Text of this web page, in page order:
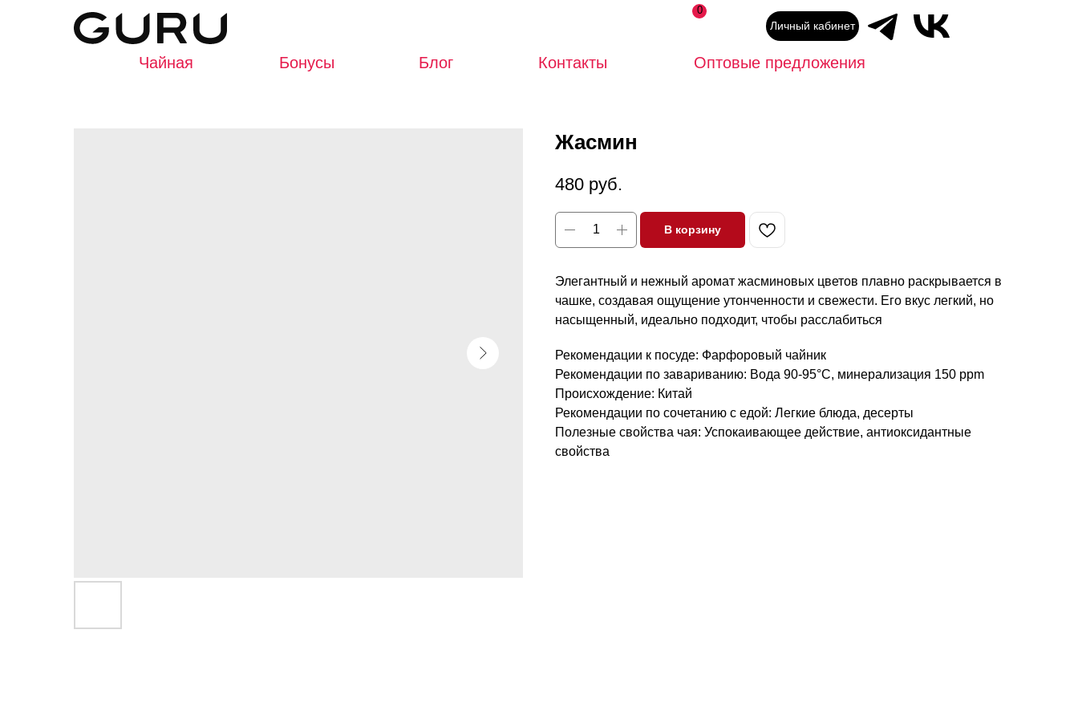
Оптовые предложения
Контакты
Блог
Бонусы
Чайная
0
Личный кабинет
Жасмин
480 руб.
В корзину
Элегантный и нежный аромат жасминовых цветов плавно раскрывается в
чашке, создавая ощущение утонченности и свежести. Его вкус легкий, но
насыщенный, идеально подходит, чтобы расслабиться
Рекомендации к посуде: Фарфоровый чайник
Рекомендации по завариванию: Вода 90-95°C, минерализация 150 ppm
Происхождение: Китай
Рекомендации по сочетанию с едой: Легкие блюда, десерты
Полезные свойства чая: Успокаивающее действие, антиоксидантные
свойства